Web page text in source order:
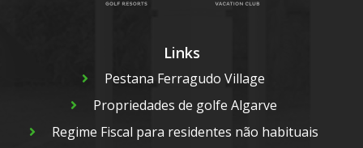
Links
Pestana Ferragudo Village
Propriedades de golfe Algarve
Regime Fiscal para residentes não habituais